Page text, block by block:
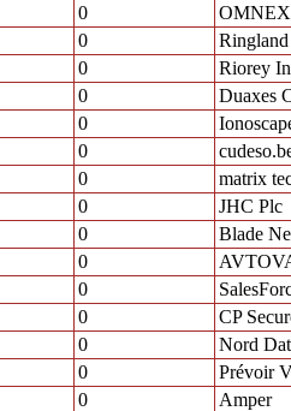
0
OMNEX
0
0
Riorey
0
Duaxes
0
0
0
matrix
0
JHC Plc
0
Blade
0
0
0
CP
0
Nord
0
Prévoir
0
Amper